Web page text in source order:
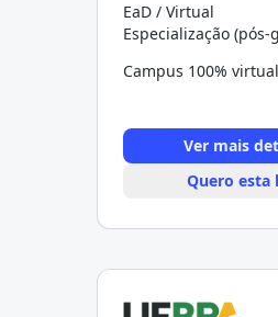
EaD / Virtual
Campus 100% virtual
Ver mais
Quero esta